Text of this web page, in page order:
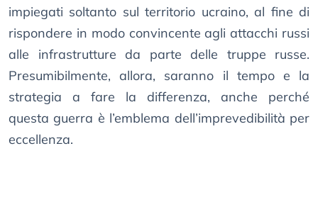
impiegati soltanto sul territorio ucraino, al fine di
rispondere in modo convincente agli attacchi russi
alle infrastrutture da parte delle truppe russe.
Presumibilmente, allora, saranno il tempo e la
strategia a fare la differenza, anche perché
questa guerra è l’emblema dell’imprevedibilità per
eccellenza.